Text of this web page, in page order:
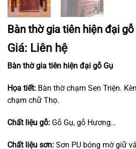
Bàn thờ gia tiên hiện đại gỗ
Giá: Liên hệ
Bàn thờ gia tiên hiện đại gỗ Gụ
Họa tiết: Bàn thờ chạm Sen Triện.
chạm chữ Thọ.
Chất liệu gỗ: Gỗ Gụ, gỗ Hương…
Chất liệu sơn: Sơn PU bóng mờ giữ